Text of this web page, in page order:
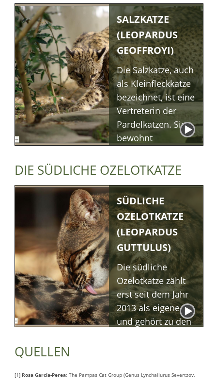
Beschreibung
Puma -
Lebensraum/
Puma -
Ernährung
Puma -
Fortpflanzung
SALZKATZE
(LEOPARDUS
GEOFFROYI)
Die Salzkatze, auch
als Kleinfleckkatze
bezeichnet, ist eine
Vertreterin der
Pardelkatzen. Sie
bewohnt
Lebensräume
Südamerikas, vom
Gras- über
Buschland bis in
trockene Wälder.
DIE SÜDLICHE OZELOTKATZE
SÜDLICHE
OZELOTKATZE
(LEOPARDUS
GUTTULUS)
Die südliche
Ozelotkatze zählt
erst seit dem Jahr
2013 als eigene Art
und gehört zu den
verbreitet und
QUELLEN
[1] Rosa García-Perea; The Pampas Cat Group (Genus Lynchailurus Severtzov,